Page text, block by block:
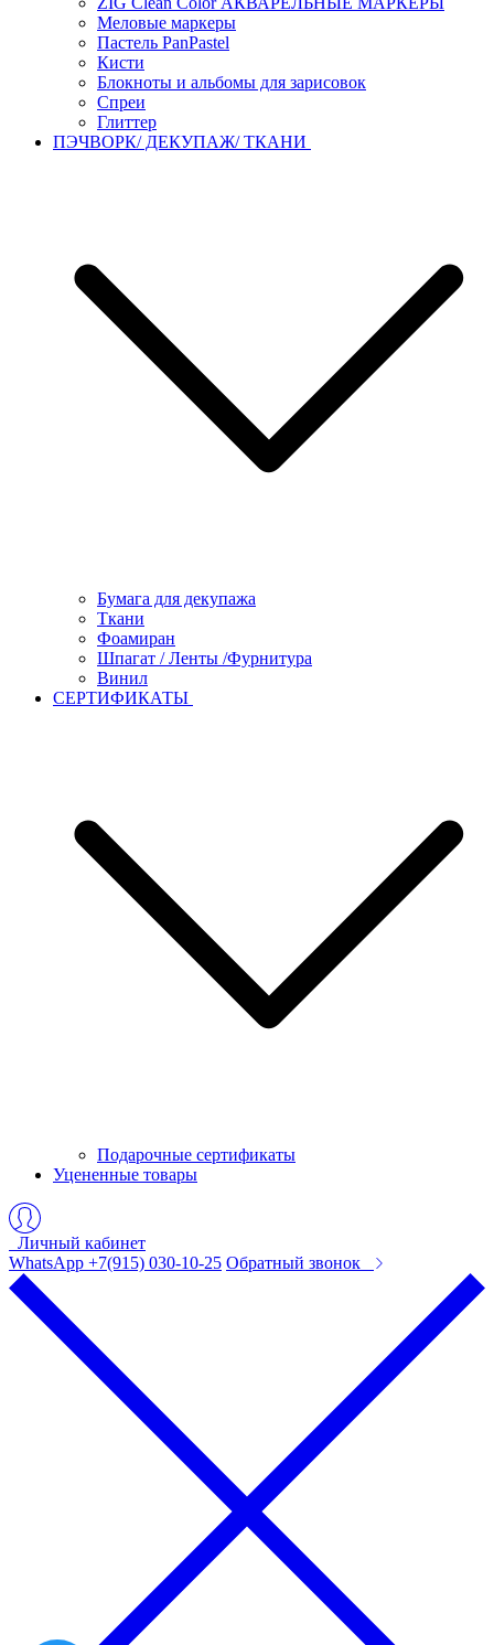
Меловые маркеры
Пастель PanPastel
Кисти
Блокноты и альбомы для зарисовок
Спреи
Глиттер
ПЭЧВОРК/ ДЕКУПАЖ/ ТКАНИ
Бумага для декупажа
Ткани
Фоамиран
Шпагат / Ленты /Фурнитура
Винил
СЕРТИФИКАТЫ
Подарочные сертификаты
Уцененные товары
Личный кабинет
WhatsApp +7(915) 030-10-25 Обратный звонок